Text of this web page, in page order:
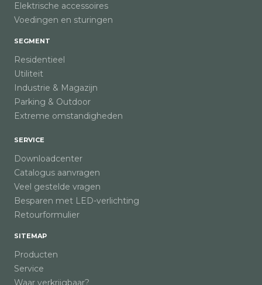
Elektrische accessoires
Voedingen en sturingen
SEGMENT
Residentieel
Utiliteit
Industrie & Magazijn
Parking & Outdoor
Extreme omstandigheden
SERVICE
Downloadcenter
Catalogus aanvragen
Veel gestelde vragen
Besparen met LED-verlichting
Retourformulier
SITEMAP
Producten
Service